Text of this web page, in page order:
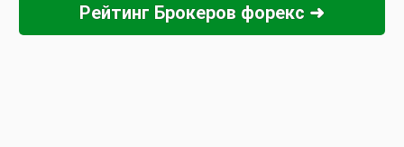
Рейтинг Брокеров форекс ➜